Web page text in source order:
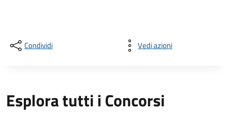
Condividi Vedi azioni
Esplora tutti i Concorsi